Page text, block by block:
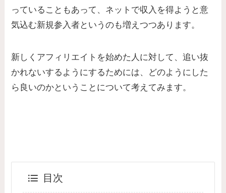
っていることもあって、ネットで収入を得ようと意
気込む新規参入者というのも増えつつあります。
新しくアフィリエイトを始めた人に対して、追い抜
かれないするようにするためには、どのようにした
ら良いのかということについて考えてみます。
目次